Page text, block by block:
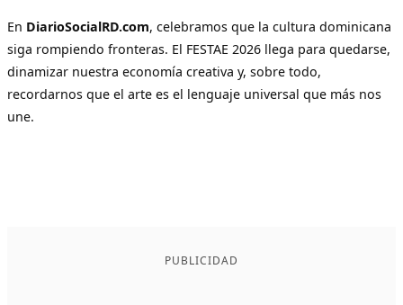
En DiarioSocialRD.com, celebramos que la cultura dominicana
siga rompiendo fronteras. El FESTAE 2026 llega para quedarse,
dinamizar nuestra economía creativa y, sobre todo,
recordarnos que el arte es el lenguaje universal que más nos
une.
PUBLICIDAD